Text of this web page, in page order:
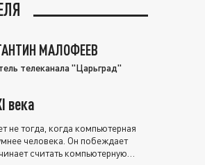
МАЛОФЕЕВ
телеканала "Царьград"
века
тогда, когда компьютерная
человека. Он побеждает
считать компьютерную